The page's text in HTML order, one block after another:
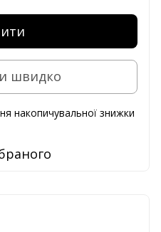
швидко
накопичувальної знижки